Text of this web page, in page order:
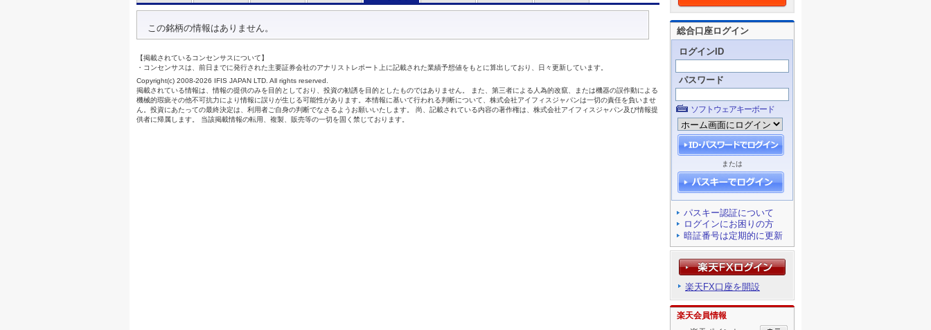
総合口座ログイン
ログインID
パスワード
ソフトウェアキーボード
または
パスキー認証について
ログインにお困りの方
暗証番号は定期的に更新
楽天FX口座を開設
楽天会員情報